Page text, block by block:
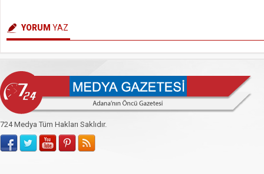
YORUM YAZ
724 Medya Tüm Hakları Saklıdır.